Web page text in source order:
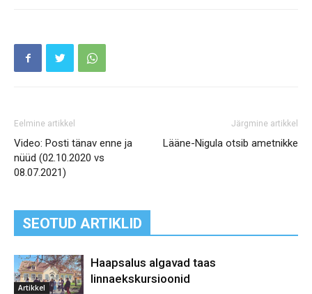
Eelmine artikkel
Video: Posti tänav enne ja
nüüd (02.10.2020 vs
08.07.2021)
Järgmine artikkel
Lääne-Nigula otsib ametnikke
SEOTUD ARTIKLID
Artikkel
Haapsalus algavad taas
linnaekskursioonid